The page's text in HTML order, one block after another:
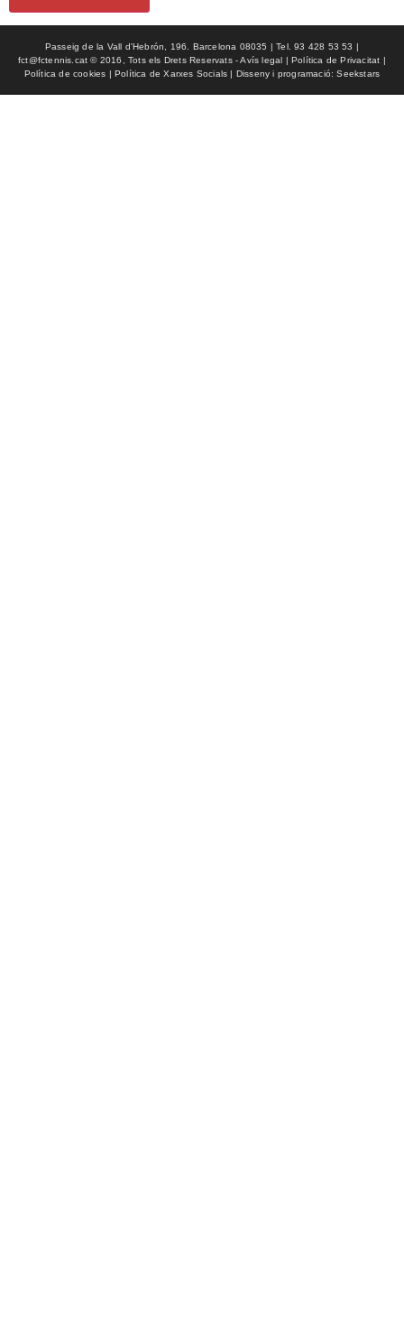
Passeig de la Vall d'Hebrón, 196. Barcelona 08035 | Tel. 93 428 53 53 |
fct@fctennis.cat © 2016, Tots els Drets Reservats - Avís legal | Política de Privacitat |
Política de cookies | Política de Xarxes Socials | Disseny i programació: Seekstars